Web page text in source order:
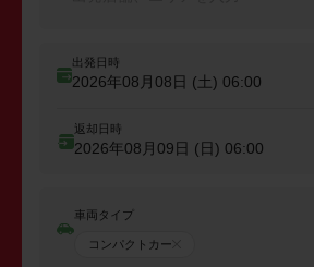
出発日時
2026年08月08日 (土) 06:00
返却日時
2026年08月09日 (日) 06:00
車両タイプ
コンパクトカー